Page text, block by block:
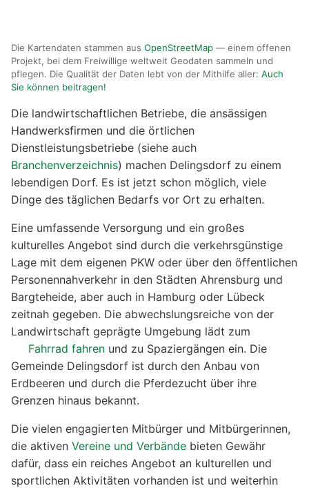
Die Kartendaten stammen aus OpenStreetMap — einem offenen
Projekt, bei dem Freiwillige weltweit Geodaten sammeln und
pflegen. Die Qualität der Daten lebt von der Mithilfe aller: Auch
Sie können beitragen!
Die landwirtschaftlichen Betriebe, die ansässigen
Handwerksfirmen und die örtlichen
Dienstleistungsbetriebe (siehe auch
Branchenverzeichnis) machen Delingsdorf zu einem
lebendigen Dorf. Es ist jetzt schon möglich, viele
Dinge des täglichen Bedarfs vor Ort zu erhalten.
Eine umfassende Versorgung und ein großes
kulturelles Angebot sind durch die verkehrsgünstige
Lage mit dem eigenen PKW oder über den öffentlichen
Personennahverkehr in den Städten Ahrensburg und
Bargteheide, aber auch in Hamburg oder Lübeck
zeitnah gegeben. Die abwechslungsreiche von der
Landwirtschaft geprägte Umgebung lädt zum
Fahrrad fahren und zu Spaziergängen ein. Die
Gemeinde Delingsdorf ist durch den Anbau von
Erdbeeren und durch die Pferdezucht über ihre
Grenzen hinaus bekannt.
Die vielen engagierten Mitbürger und Mitbürgerinnen,
die aktiven Vereine und Verbände bieten Gewähr
dafür, dass ein reiches Angebot an kulturellen und
sportlichen Aktivitäten vorhanden ist und weiterhin